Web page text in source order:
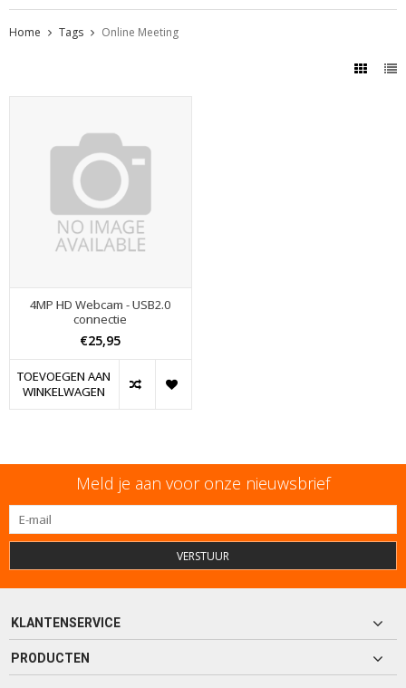
Home Tags Online Meeting
4MP HD Webcam - USB2.0
connectie
€25,95
TOEVOEGEN AAN
WINKELWAGEN
Meld je aan voor onze nieuwsbrief
VERSTUUR
KLANTENSERVICE
PRODUCTEN